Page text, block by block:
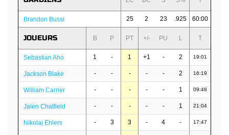
Brandon Bussi 25 2 23 .925 60:00
JOUEURS B P PT +/- PU L T
Sebastian Aho 1 - 1 +1 - 2 19:01
Jackson Blake - - - - - 2 16:19
William Carrier - - - - - 1 09:48
Jalen Chatfield - - - - - 1 21:04
Nikolaj Ehlers - 3 3 - 4 - 17:47